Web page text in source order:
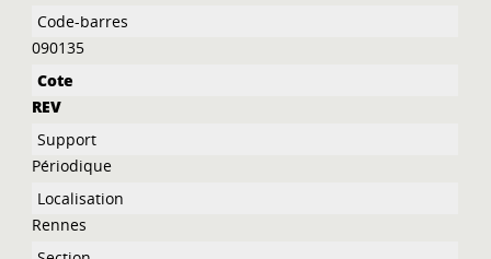
Liste des exemplaires
090135
REV
Périodique
Rennes